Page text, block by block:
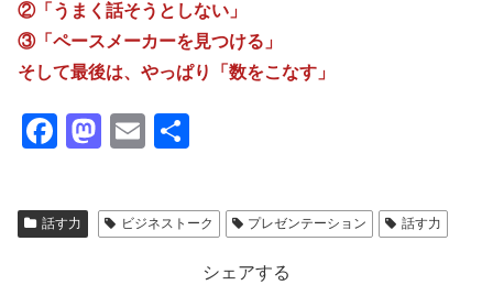
②「うまく話そうとしない」
③「ペースメーカーを見つける」
そして最後は、やっぱり「数をこなす」
F
c
e
M
st
o
E
ail
話す力 ビジネストーク プレゼンテーション 話す力
シェアする